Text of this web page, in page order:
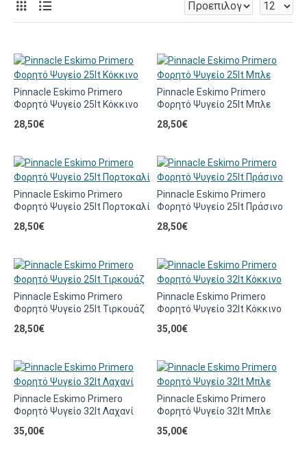
Pinnacle Eskimo Primero
Φορητό Ψυγείο 25lt Κόκκινο
28,50€
Pinnacle Eskimo Primero
Φορητό Ψυγείο 25lt Μπλε
28,50€
Pinnacle Eskimo Primero
Φορητό Ψυγείο 25lt Πορτοκαλί
28,50€
Pinnacle Eskimo Primero
Φορητό Ψυγείο 25lt Πράσινο
28,50€
Pinnacle Eskimo Primero
Φορητό Ψυγείο 25lt Τιρκουάζ
28,50€
Pinnacle Eskimo Primero
Φορητό Ψυγείο 32lt Κόκκινο
35,00€
Pinnacle Eskimo Primero
Φορητό Ψυγείο 32lt Λαχανί
35,00€
Pinnacle Eskimo Primero
Φορητό Ψυγείο 32lt Μπλε
35,00€